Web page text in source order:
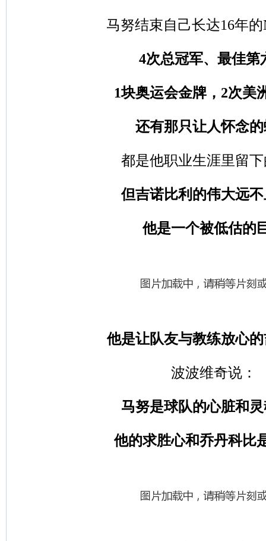
马努结束自己长达16年
4次总冠军、最佳第
1块奥运会金牌，2次美
还有那只让人怀念
都是他职业生涯里留
但吉诺比利的伟大远
他是一个被低估的
他是让队友与教练放心
波波维奇说：
马努是球队的心脏和
他的求胜心和乔丹科比